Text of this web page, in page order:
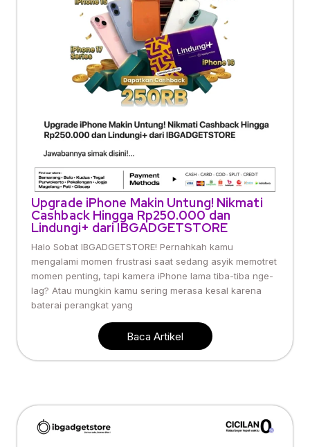
Upgrade iPhone Makin Untung! Nikmati
Cashback Hingga Rp250.000 dan
Lindungi+ dari IBGADGETSTORE
Halo Sobat IBGADGETSTORE! Pernahkah kamu
mengalami momen frustrasi saat sedang asyik memotret
momen penting, tapi kamera iPhone lama tiba-tiba nge-
lag? Atau mungkin kamu sering merasa kesal karena
baterai perangkat yang
Baca Artikel